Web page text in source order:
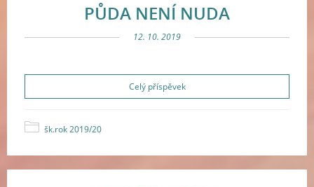
PŮDA NENÍ NUDA
12. 10. 2019
Celý příspěvek
šk.rok 2019/20